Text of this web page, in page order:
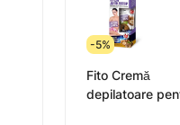
-5%
Fito Cremă
depilatoare